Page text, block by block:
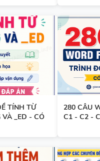
-
TÍNH TỪ
_ED - CÓ
280 CÂU
C1 - C2 -